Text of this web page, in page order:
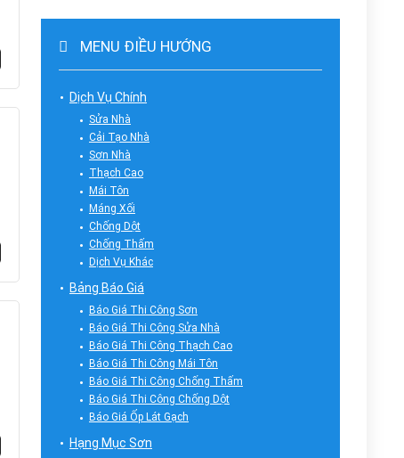
MENU ĐIỀU HƯỚNG
Dịch Vụ Chính
Sửa Nhà
Cải Tạo Nhà
Sơn Nhà
Thạch Cao
Mái Tôn
Máng Xối
Chống Dột
Chống Thấm
Dịch Vụ Khác
Bảng Báo Giá
Báo Giá Thi Công Sơn
Báo Giá Thi Công Sửa Nhà
Báo Giá Thi Công Thạch Cao
Báo Giá Thi Công Mái Tôn
Báo Giá Thi Công Chống Thấm
Báo Giá Thi Công Chống Dột
Báo Giá Ốp Lát Gạch
Hạng Mục Sơn